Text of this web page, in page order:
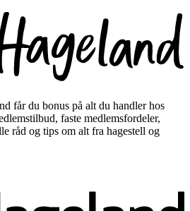
får du bonus på alt du handler hos
faste medlemsfordeler,
råd og tips om alt fra hagestell og